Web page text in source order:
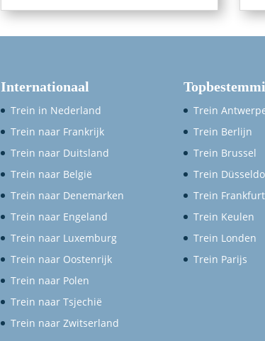
Internationaal
Trein in Nederland
Trein naar Frankrijk
Trein naar Duitsland
Trein naar België
Trein naar Denemarken
Trein naar Engeland
Trein naar Luxemburg
Trein naar Oostenrijk
Trein naar Polen
Trein naar Tsjechië
Trein naar Zwitserland
Trein
Trein Berlijn
Trein Brussel
Trein
Trein Frankfurt
Trein Keulen
Trein Londen
Trein Parijs